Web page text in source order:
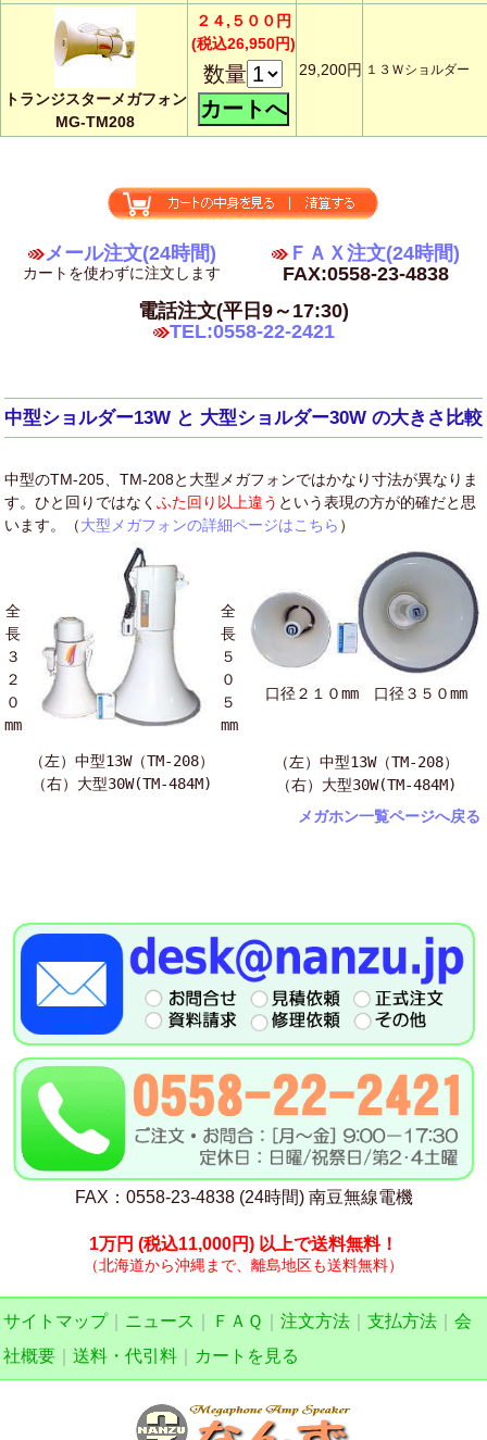
トランジスターメガフォン
MG-TM208
２４,５００円
(税込26,950円)
数量 29,200円 １３Ｗショルダー
メール注文(24時間)
カートを使わずに注文します
ＦＡＸ注文(24時間)
FAX:0558-23-4838
電話注文(平日9～17:30)
TEL:0558-22-2421
中型ショルダー13W と 大型ショルダー30W の大きさ比較
中型のTM-205、TM-208と大型メガフォンではかなり寸法が異なりま
す。ひと回りではなくふた回り以上違う という表現の方が的確だと思
います。（大型メガフォンの詳細ページはこちら ）
全
長
３
２
０
mm
（左）中型13W（TM-208）
（右）大型30W(TM-484M)
全
長
５
０
５
mm
口径２１０mm 口径３５０mm
（左）中型13W（TM-208）
（右）大型30W(TM-484M)
メガホン一覧ページへ戻る
FAX：0558-23-4838 (24時間) 南豆無線電機
1万円 (税込11,000円) 以上で送料無料！
（北海道から沖縄まで、離島地区も送料無料）
サイトマップ｜ ニュース ＦＡＱ 注文方法 支払方法
会
社概要
送料・代引料 カートを見る